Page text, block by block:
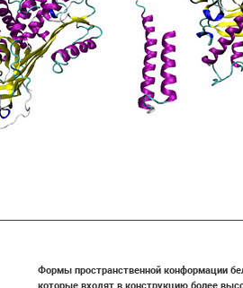
Формы пространственной конформации
которые входят в конструкцию более